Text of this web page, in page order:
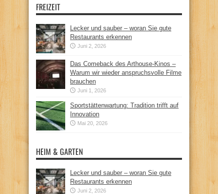
FREIZEIT
Lecker und sauber – woran Sie gute
Restaurants erkennen
Juni 2, 2026
Das Comeback des Arthouse-Kinos –
Warum wir wieder anspruchsvolle Filme
brauchen
Juni 1, 2026
Sportstättenwartung: Tradition trifft auf
Innovation
Mai 20, 2026
HEIM & GARTEN
Lecker und sauber – woran Sie gute
Restaurants erkennen
Juni 2, 2026